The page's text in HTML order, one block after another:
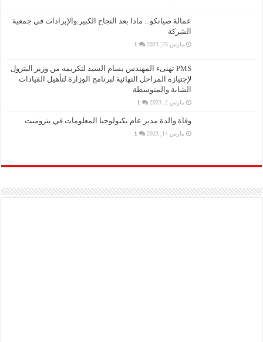
عمالة صيانكو .. ماذا بعد النجاح الكبير والإيرادات في جمعية
الشركة
مارس 25, 2023 1
PMS تهنىء المهندس بسام السيد لتكريمه من وزير البترول
لإجتيازه المراحل النهائية لبرنامج الوزارة لتأهيل القيادات
الشابة والمتوسطة
مارس 2, 2023 1
وفاة والدة مدير عام تكنولوجيا المعلومات في بترومنت
مارس 14, 2023 1